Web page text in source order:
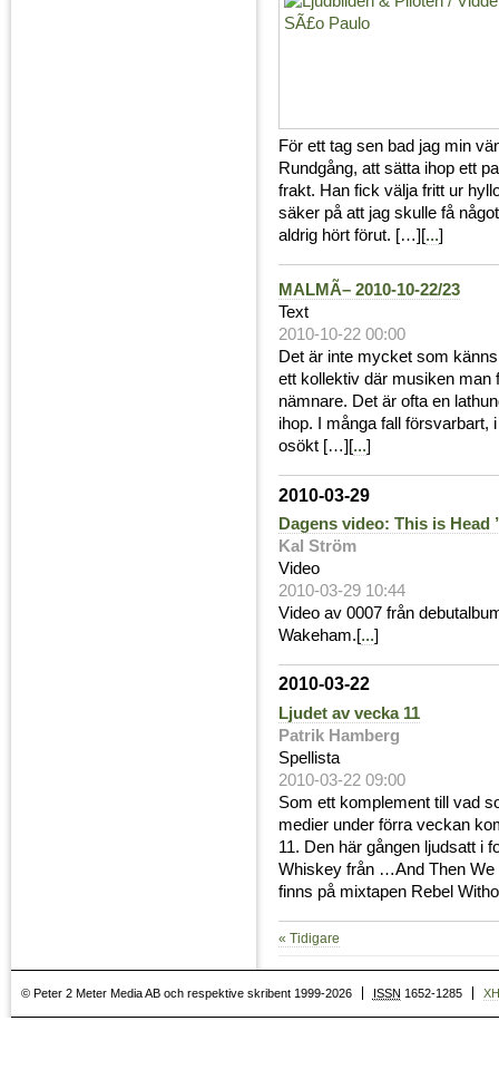
För ett tag sen bad jag min
Rundgång, att sätta ihop ett
frakt. Han fick välja fritt ur
säker på att jag skulle få
aldrig hört förut. […][...]
MALMÃ– 2010-10-22/23
Text
2010-10-22 00:00
Det är inte mycket som känns
ett kollektiv där musiken man
nämnare. Det är ofta en
ihop. I många fall försvarbart,
osökt […][...]
2010-03-29
Dagens video: This is Head
Kal Ström
Video
2010-03-29 10:44
Video av 0007 från
Wakeham.[...]
2010-03-22
Ljudet av vecka 11
Patrik Hamberg
Spellista
2010-03-22 09:00
Som ett komplement till vad
medier under förra veckan
11. Den här gången ljudsatt i
Whiskey från …And Then We
finns på mixtapen Rebel
« Tidigare
© Peter 2 Meter Media AB och respektive skribent 1999-2026 ISSN 1652-1285